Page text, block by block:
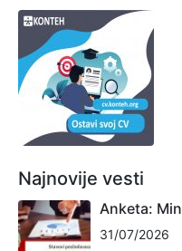
Najnovije vesti
Anketa:
31/07/2026